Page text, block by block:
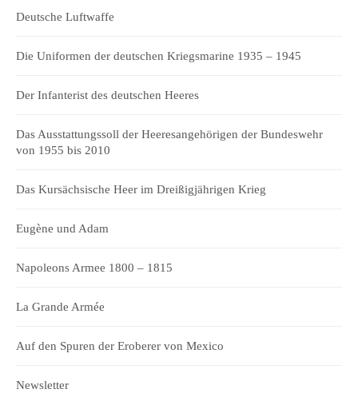
Deutsche Luftwaffe
Die Uniformen der deutschen Kriegsmarine 1935 – 1945
Der Infanterist des deutschen Heeres
Das Ausstattungssoll der Heeresangehörigen der Bundeswehr
von 1955 bis 2010
Das Kursächsische Heer im Dreißigjährigen Krieg
Eugène und Adam
Napoleons Armee 1800 – 1815
La Grande Armée
Auf den Spuren der Eroberer von Mexico
Newsletter